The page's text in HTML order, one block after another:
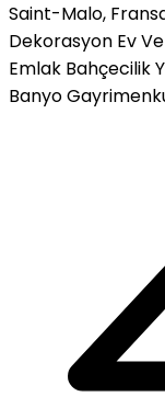
Saint-Malo,
Dekorasyon Ev
Emlak Bahçecilik
Banyo